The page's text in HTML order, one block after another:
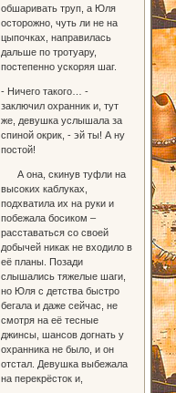
обшаривать труп, а Юля
осторожно, чуть ли не на
цыпочках, направилась
дальше по тротуару,
постепенно ускоряя шаг.
- Ничего такого… -
заключил охранник и, тут
же, девушка услышала за
спиной окрик, - эй ты! А ну
постой!
А она, скинув туфли на
высоких каблуках,
подхватила их на руки и
побежала босиком –
расставаться со своей
добычей никак не входило в
её планы. Позади
слышались тяжелые шаги,
но Юля с детства быстро
бегала и даже сейчас, не
смотря на её тесные
джинсы, шансов догнать у
охранника не было, и он
отстал. Девушка выбежала
на перекрёсток и,